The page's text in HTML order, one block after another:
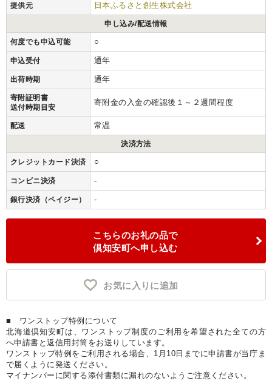
提供元 日本ふるさと創生株式会社
申し込み/配送情報
何度でも申込可能 ○
申込受付 通年
出荷時期 通年
寄附証明書
送付時期目安
寄附金の入金の確認後１～２週間程度
配送 常温
決済方法
クレジットカード決済 ○
コンビニ決済 -
銀行決済（ペイジー） -
こちらのお礼の品で
倶知安町へ申し込む
お気に入りに追加
■ ワンストップ特例について
北海道倶知安町は、ワンストップ制度のご利用を希望された全ての方
へ申請書と返信用封筒をお送りしています。
ワンストップ特例をご利用される場合、1月10日までに申請書が当庁ま
で届くように発送ください。
マイナンバーに関する添付書類に漏れのないようご注意ください。